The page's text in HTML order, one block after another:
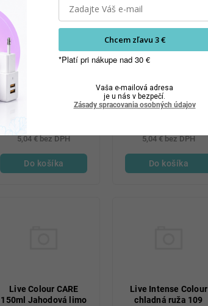
Cameleo toner 100ml
white chocolate
5,04 € bez DPH
Do košíka
Cameleo toner 100ml
vanilla
5,04 € bez DPH
Do košíka
Live Colour CARE
150ml Jahodová limo
Live Intense Colour
chladná ruža 109
Chcem zľavu 3 €
*Platí pri nákupe nad 30 €
Vaša e-mailová adresa
je u nás v bezpečí.
Zásady spracovania osobných údajov